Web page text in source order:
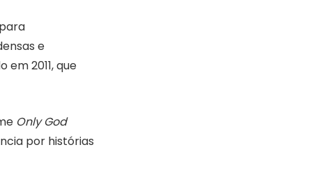
e
em 2011, que
Only God
por histórias